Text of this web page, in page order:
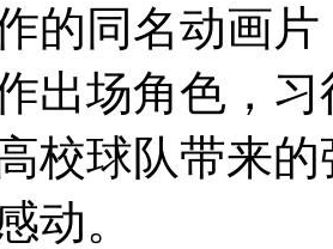
的同名动画
出场角色，
校球队带来
动。